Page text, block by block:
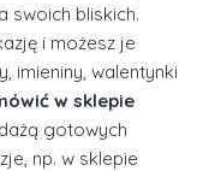
swoich bliskich.
i możesz je
imieniny, walentynki
w sklepie
gotowych
np. w sklepie